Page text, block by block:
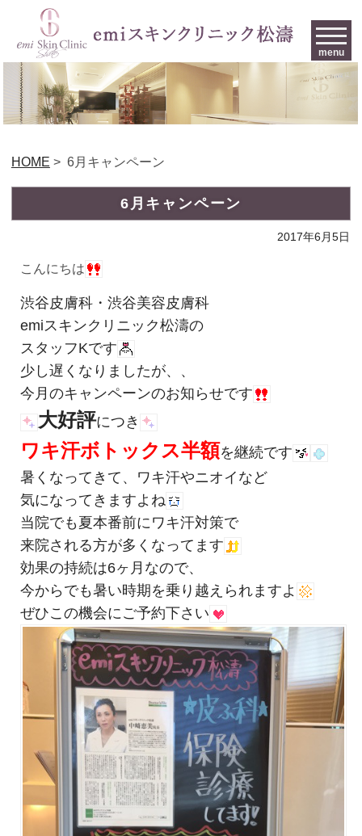
menu
HOME > 6月キャンペーン
6月キャンペーン
2017年6月5日
こんにちは
渋谷皮膚科・渋谷美容皮膚科
emiスキンクリニック松濤の
スタッフKです
少し遅くなりましたが、、
今月のキャンペーンのお知らせです
大好評につき
ワキ汗ボトックス半額を継続です
暑くなってきて、ワキ汗やニオイなど
気になってきますよね
当院でも夏本番前にワキ汗対策で
来院される方が多くなってます
効果の持続は6ヶ月なので、
今からでも暑い時期を乗り越えられますよ
ぜひこの機会にご予約下さい